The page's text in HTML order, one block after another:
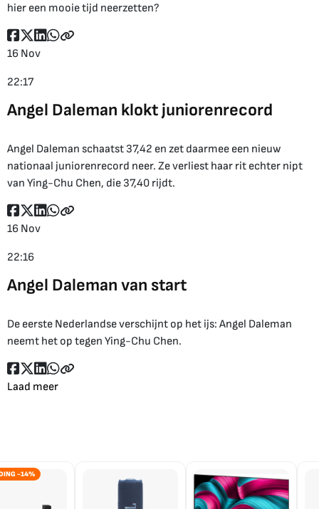
hier een mooie tijd neerzetten?
16 Nov
22:17
Angel Daleman klokt juniorenrecord
Angel Daleman schaatst 37,42 en zet daarmee een nieuw
nationaal juniorenrecord neer. Ze verliest haar rit echter nipt
van Ying-Chu Chen, die 37,40 rijdt.
16 Nov
22:16
Angel Daleman van start
De eerste Nederlandse verschijnt op het ijs: Angel Daleman
neemt het op tegen Ying-Chu Chen.
Laad meer
-14%